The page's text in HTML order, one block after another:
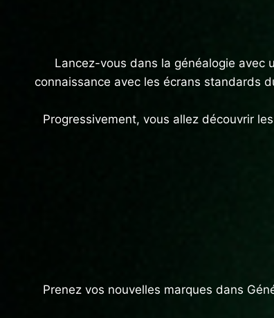
Lancez-vous dans la généalogie avec
connaissance avec les écrans standards
Progressivement, vous allez découvrir
Prenez vos nouvelles marques dans